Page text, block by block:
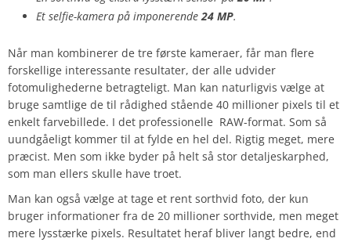
Et selfie-kamera på imponerende24 MP.
Når man kombinerer de tre første kameraer, får man flere
forskellige interessante resultater, der alle udvider
fotomulighederne betragteligt. Man kan naturligvis vælge at
bruge samtlige de til rådighed stående 40 millioner pixels til et
enkelt farvebillede. I det professionelle RAW-format. Som så
uundgåeligt kommer til at fylde en hel del. Rigtig meget, mere
præcist. Men som ikke byder på helt så stor detaljeskarphed,
som man ellers skulle have troet.
Man kan også vælge at tage et rent sorthvid foto, der kun
bruger informationer fra de 20 millioner sorthvide, men meget
mere lysstærke pixels. Resultatet heraf bliver langt bedre, end